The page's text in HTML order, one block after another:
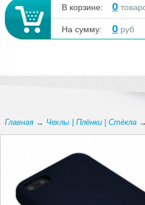
В корзине: 0
На сумму: 0 руб
Главная → Чехлы | Плёнки | Стёкла →